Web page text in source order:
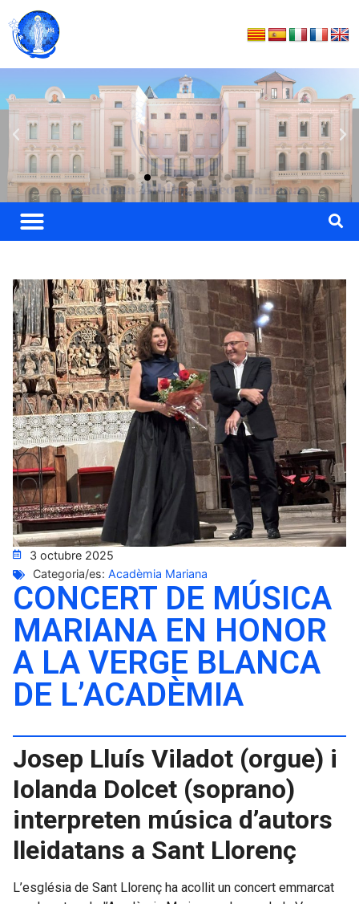
3 octubre 2025
Categoria/es: Acadèmia Mariana
CONCERT DE MÚSICA
MARIANA EN HONOR
A LA VERGE BLANCA
DE L’ACADÈMIA
Josep Lluís Viladot (orgue) i
Iolanda Dolcet (soprano)
interpreten música d’autors
lleidatans a Sant Llorenç
L’església de Sant Llorenç ha acollit un concert emmarcat